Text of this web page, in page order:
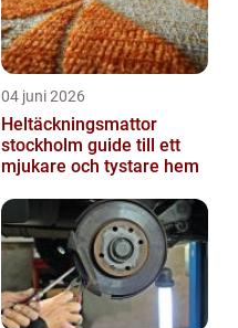
04 juni 2026
Heltäckningsmattor
stockholm guide till ett
mjukare och tystare hem